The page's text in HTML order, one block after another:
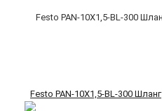
Festo PAN-10X1,5-BL-300 Шланг